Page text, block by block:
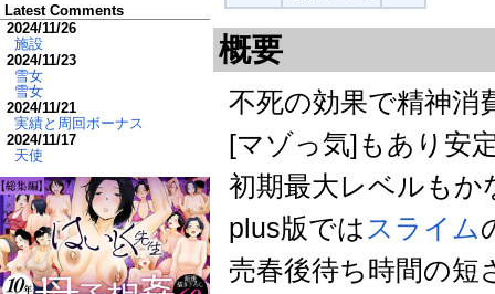
概要
不死の効果で精神消
[マゾっ気]もあり安
初期最大レベルも
plus版では スライム
売春後待ち時間の短
Latest Comments
2024/11/26
施設
2024/11/23
雪女
雪女
2024/11/21
実績と周回ボーナス
2024/11/17
天使